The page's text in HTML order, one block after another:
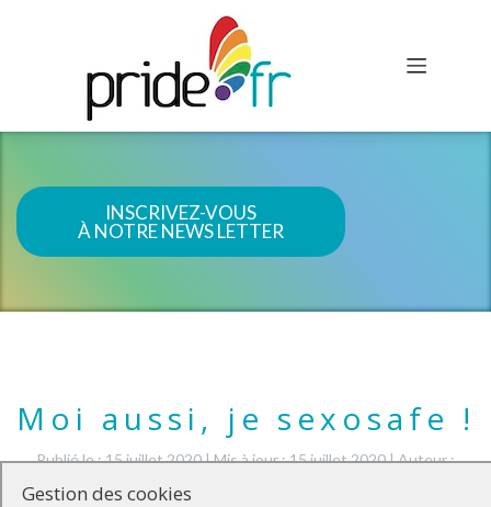
INSCRIVEZ-VOUS
À NOTRE NEWS LETTER
Moi aussi, je sexosafe !
Publié le : 15 juillet 2020|Mis à jour : 15 juillet 2020|Auteur :
Gestion des cookies